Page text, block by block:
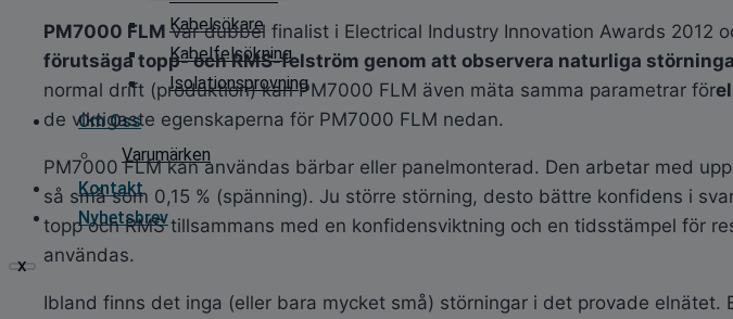
Kabelsökare
Kabelfelsökning
Isolationsprovning
Om Oss
Varumärken
Kontakt
Nyhetsbrev
X
PM7000 FLM var dubbel finalist i Electrical Industry Innovation Awards 2012
förutsäga topp- och RMS-felström genom att observera naturliga
normal drift (produktion) kan PM7000 FLM även mäta samma parametrar för
de viktigaste egenskaperna för PM7000 FLM nedan.
PM7000 FLM kan användas bärbar eller panelmonterad. Den arbetar med
så små som 0,15 % (spänning). Ju större störning, desto bättre konfidens i
topp och RMS tillsammans med en konfidensviktning och en tidsstämpel för
användas.
Ibland finns det inga (eller bara mycket små) störningar i det provade